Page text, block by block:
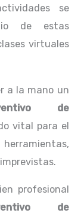
se
de estas
virtuales
a la mano un
de
vital para el
profesional
de